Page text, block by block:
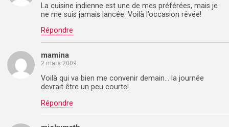
La cuisine indienne est une de mes préférées, mais je
ne me suis jamais lancée. Voilà l’occasion rêvée!
Répondre
mamina
2 mars 2009
Voilà qui va bien me convenir demain… la journée
devrait être un peu courte!
Répondre